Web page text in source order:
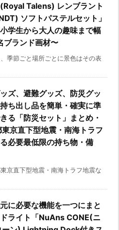
Talens) レンブラント
ソフトパステルセット」
学生から大人の趣味まで幅
ブランド画材〜
季節ごと場所ごとに景色はその表
ズ、避難グッズ、防災グッ
ち出し品を簡単・確実に準
る「防災セット」まとめ・
京直下型地震・南海トラフ
必要最低限の持ち物・備
京直下型地震・南海トラフ地震な
に必要な機能を一つにまと
ライト「NuAns CONE(ニ